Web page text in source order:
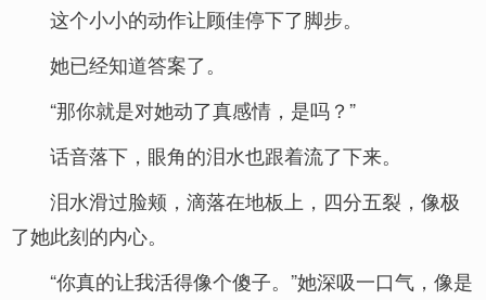
这个小小的动作让顾佳停下了脚步。
她已经知道答案了。
“那你就是对她动了真感情，是吗？”
话音落下，眼角的泪水也跟着流了下来。
泪水滑过脸颊，滴落在地板上，四分五裂，像极
了她此刻的内心。
“你真的让我活得像个傻子。”她深吸一口气，像是